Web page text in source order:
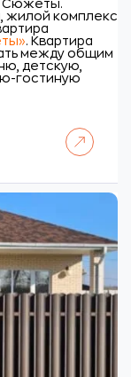
Сюжеты.
жилой комплекс
. Квартира
между общим
детскую,
гостиную